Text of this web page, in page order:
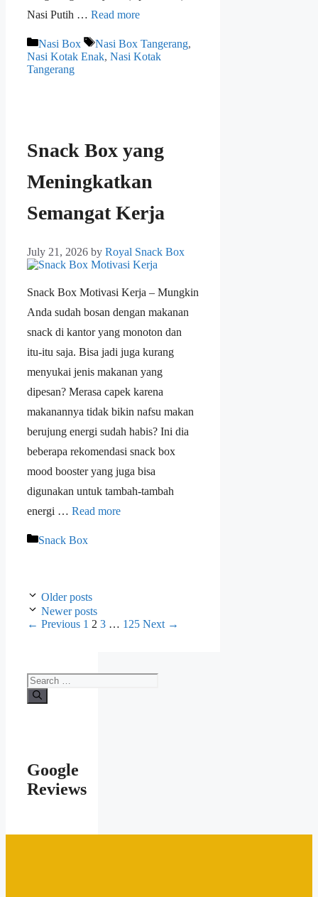
Nasi Putih … Read more
Nasi Box Nasi Box Tangerang,
Nasi Kotak Enak, Nasi Kotak
Tangerang
Snack Box yang
Meningkatkan
Semangat Kerja
July 21, 2026 by Royal Snack Box
Snack Box Motivasi Kerja – Mungkin
Anda sudah bosan dengan makanan
snack di kantor yang monoton dan
itu-itu saja. Bisa jadi juga kurang
menyukai jenis makanan yang
dipesan? Merasa capek karena
makanannya tidak bikin nafsu makan
berujung energi sudah habis? Ini dia
beberapa rekomendasi snack box
mood booster yang juga bisa
digunakan untuk tambah-tambah
energi … Read more
Snack Box
Older posts
Newer posts
← Previous 1 2 3 … 125 Next →
Google
Reviews